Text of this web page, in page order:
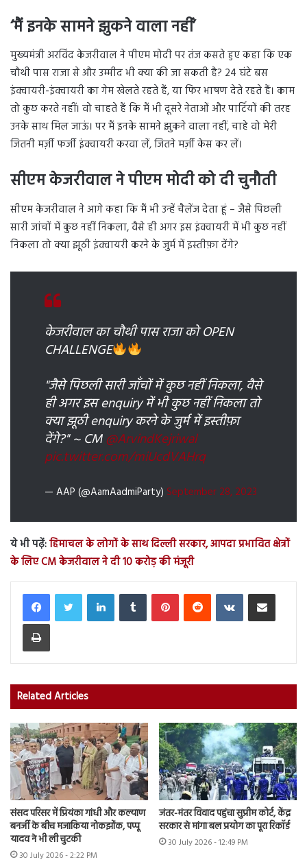
‘मैं इनके सामने झुकने वाला नहीं’
मुख्यमंत्री अरविंद केजरीवाल ने पीएम मोदी पर तंज कसते हुए कहा कि एक
चौथी पास राजा से और उम्मीद भी क्या की जा सकती है? 24 घंटे बस
इंक्वायरी-इंक्वायरी का गेम खेलते रहते हैं, या फिर भाषण देते रहते हैं। काम
तो कुछ करते नहीं। वो चाहते हैं कि मैं भी दूसरे नेताओं और पार्टियों की तरह
उनके साथ मिल जाऊं। पर मैं इनके सामने झुकने वाला नहीं, चाहे वो मेरी
जितनी मर्ज़ी फर्जी इंक्वायरी करवा लें, जितने मर्ज़ी केस कर लें।
सीएम केजरीवाल ने पीएम मोदी को दी चुनौती
सीएम केजरीवाल ने आगे कहा कि मैं भी उन्हें चैलेंज देता हूं – जैसे पिछली
सारी जांचों में कुछ नहीं निकला, वैसे ही अगर इस इंक्वायरी में भी कुछ नहीं
निकला तो क्या झूठी इंक्वायरी करने के जुर्म में इस्तीफ़ा देंगे?
केजरीवाल का चौथी पास राजा को OPEN
CHALLENGE
"जैसे पिछली सारी जाँचों में कुछ नहीं निकला, वैसे
ही अगर इस enquiry में भी कुछ नहीं निकला तो
क्या झूठी enquiry करने के जुर्म में इस्तीफ़ा
देंगे?" ~ CM @ArvindKejriwal
pic.twitter.com/miUcdVAHrq
— AAP (@AamAadmiParty) September 28, 2023
ये भी पढ़ें:हिमाचल के लोगों के साथ दिल्ली सरकार, आपदा प्रभावित क्षेत्रों
के लिए CM केजरीवाल ने दी 10 करोड़ की मंजूरी
LinkedInTumblr PinterestReddit VKontakteShare via Email
Print
Related Articles
संसद परिसर में प्रियंका गांधी और कल्याण
बनर्जी के बीच मजाकिया नोकझोंक, पप्पू
यादव ने भी ली चुटकी
30 July 2026 - 2:22 PM
जंतर-मंतर विवाद पहुंचा सुप्रीम कोर्ट, केंद्र
सरकार से मांगा बल प्रयोग का पूरा रिकॉर्ड
30 July 2026 - 12:49 PM